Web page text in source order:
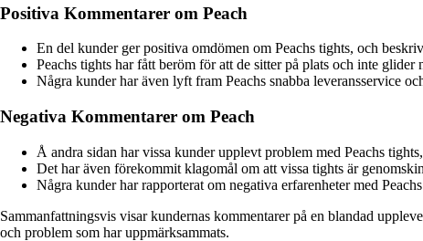
Positiva Kommentarer om Peach
En del kunder ger positiva omdömen om Peachs tights, och
Peachs tights har fått beröm för att de sitter på plats och inte
Några kunder har även lyft fram Peachs snabba leveransservice
Negativa Kommentarer om Peach
Å andra sidan har vissa kunder upplevt problem med Peachs
Det har även förekommit klagomål om att vissa tights är
Några kunder har rapporterat om negativa erfarenheter med
Sammanfattningsvis visar kundernas kommentarer på en blandad
och problem som har uppmärksammats.